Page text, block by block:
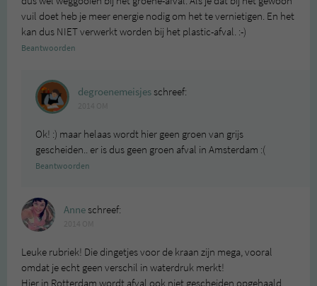
vuil doet heb je meer energie nodig om het te vernietigen. En het
kan dus NIET verwerkt worden bij het plastic-afval. :-)
Beantwoorden
degroenemeisjesschreef:
Ok! :) maar helaas wordt hier geen groen van grijs
gescheiden.. er is dus geen groen afval in Amsterdam :(
Beantwoorden
Anneschreef:
Leuke rubriek! Die dingetjes voor de kraan zijn mega, vooral
omdat je echt geen verschil in waterdruk merkt!
Hier in Rotterdam wordt afval ook niet gescheiden opgehaald.